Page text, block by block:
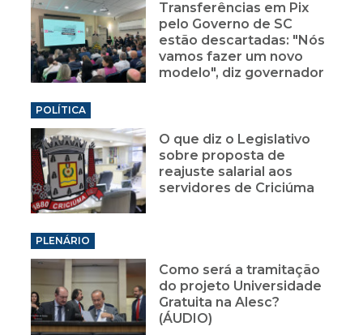
Transferências em Pix
pelo Governo de SC
estão descartadas: "Nós
vamos fazer um novo
modelo", diz governador
POLÍTICA
O que diz o Legislativo
sobre proposta de
reajuste salarial aos
servidores de Criciúma
PLENÁRIO
Como será a tramitação
do projeto Universidade
Gratuita na Alesc?
(ÁUDIO)